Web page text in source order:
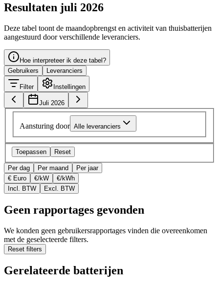
Resultaten juli 2026
Deze tabel toont de maandopbrengst en activiteit van thuisbatterijen
aangestuurd door verschillende leveranciers.
Hoe interpreteer ik deze tabel?
Gebruikers
Leveranciers
Filter Instellingen
Juli 2026
Aansturing door Alle leveranciers
Toepassen Reset
Per dag Per maand
Per jaar
€ Euro
€/kW
€/kWh
Incl. BTW
Excl. BTW
Geen rapportages gevonden
We konden geen gebruikersrapportages vinden die overeenkomen
met de geselecteerde filters.
Reset filters
Gerelateerde batterijen